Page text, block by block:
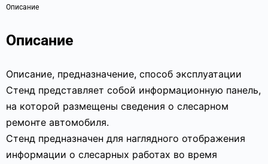
Описание
Описание
Описание, предназначение, способ эксплуатации
Стенд представляет собой информационную панель,
на которой размещены сведения о слесарном
ремонте автомобиля.
Стенд предназначен для наглядного отображения
информации о слесарных работах во время